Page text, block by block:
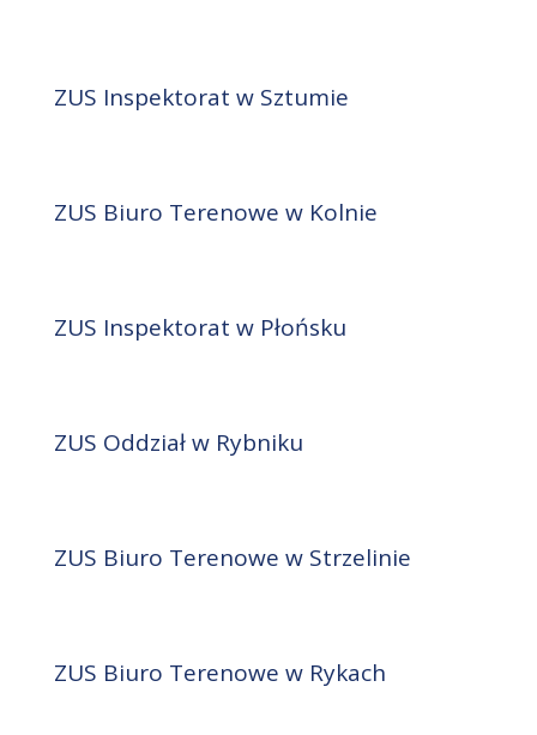
ZUS Inspektorat w Sztumie
ZUS Biuro Terenowe w Kolnie
ZUS Inspektorat w Płońsku
ZUS Oddział w Rybniku
ZUS Biuro Terenowe w Strzelinie
ZUS Biuro Terenowe w Rykach